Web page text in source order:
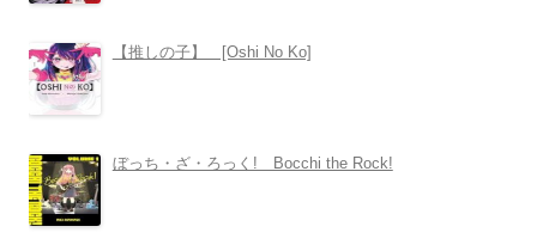
【推しの子】 [Oshi No Ko]
ぼっち・ざ・ろっく! Bocchi the Rock!